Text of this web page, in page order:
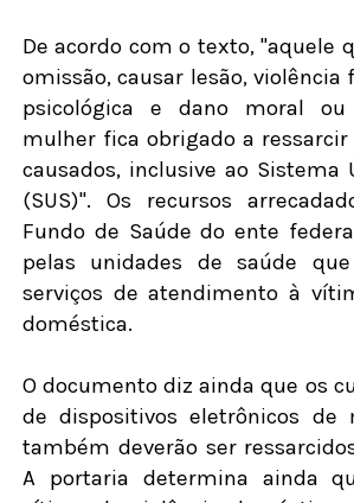
De acordo com o texto, "aquele
omissão, causar lesão, violência
psicológica e dano moral
mulher fica obrigado a ressarcir
causados, inclusive ao Sistema
(SUS)". Os recursos
Fundo de Saúde do ente
pelas unidades de saúde
serviços de atendimento à
doméstica.
O documento diz ainda que os
de dispositivos eletrônicos de
também deverão ser
A portaria determina ainda